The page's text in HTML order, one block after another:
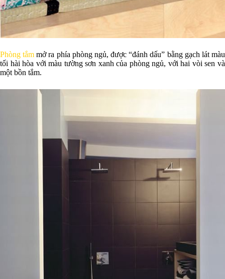
Phòng tắm mở ra phía phòng ngủ, được “đánh dấu” bằng gạch lát màu
tối hài hòa với màu tường sơn xanh của phòng ngủ, với hai vòi sen và
một bồn tắm.